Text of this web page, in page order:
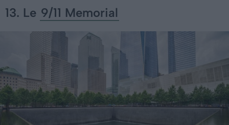
13. Le 9/11 Memorial